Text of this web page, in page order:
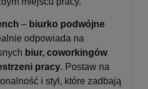
– biurko podwójne
odpowiada na
biur, coworkingów
pracy. Postaw na
i styl, które zadbają